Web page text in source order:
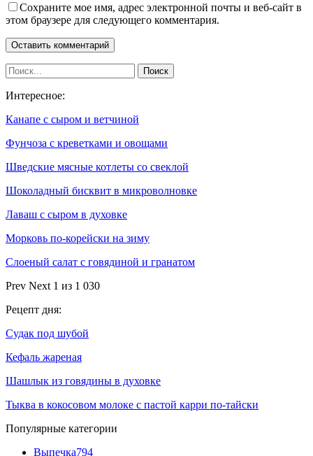
Сохраните мое имя, адрес электронной почты и веб-сайт в
этом браузере для следующего комментария.
Интересное:
Канапе с сыром и ветчиной
Фунчоза с креветками и овощами
Шведские мясные котлеты со свеклой
Шоколадный бисквит в микроволновке
Лаваш с сыром в духовке
Морковь по-корейски на зиму
Слоеный салат с говядиной и гранатом
Prev Next 1 из 1 030
Рецепт дня:
Судак под шубой
Кефаль жареная
Шашлык из говядины в духовке
Тыква в кокосовом молоке с пастой карри по-тайски
Популярные категории
Выпечка794